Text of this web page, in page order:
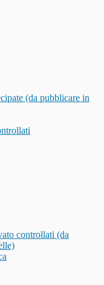
(da pubblicare in
controllati (da